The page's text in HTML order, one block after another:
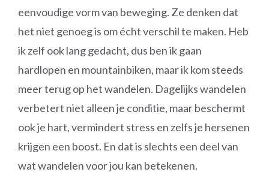
eenvoudige vorm van beweging. Ze denken dat
het niet genoeg is om écht verschil te maken. Heb
ik zelf ook lang gedacht, dus ben ik gaan
hardlopen en mountainbiken, maar ik kom steeds
meer terug op het wandelen. Dagelijks wandelen
verbetert niet alleen je conditie, maar beschermt
ook je hart, vermindert stress en zelfs je hersenen
krijgen een boost. En dat is slechts een deel van
wat wandelen voor jou kan betekenen.